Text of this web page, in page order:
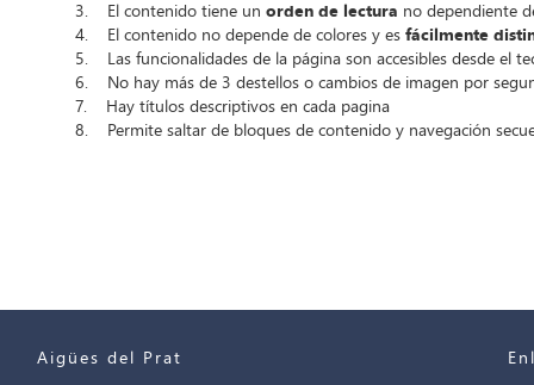
3. El contenido tiene un orden de lectura no dependiente
4. El contenido no depende de colores y es fácilmente
5. Las funcionalidades de la página son accesibles desde el
6. No hay más de 3 destellos o cambios de imagen por
7. Hay títulos descriptivos en cada pagina
8. Permite saltar de bloques de contenido y navegación
Aigües del Prat